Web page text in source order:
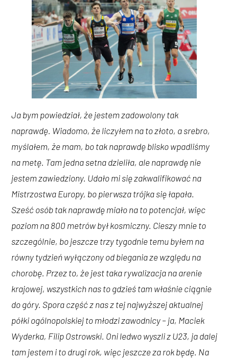
Ja bym powiedział, że jestem zadowolony tak
naprawdę. Wiadomo, że liczyłem na to złoto, a srebro,
myślałem, że mam, bo tak naprawdę blisko wpadliśmy
na metę. Tam jedna setna dzieliła, ale naprawdę nie
jestem zawiedziony. Udało mi się zakwalifikować na
Mistrzostwa Europy, bo pierwsza trójka się łapała.
Sześć osób tak naprawdę miało na to potencjał, więc
poziom na 800 metrów był kosmiczny. Cieszy mnie to
szczególnie, bo jeszcze trzy tygodnie temu byłem na
równy tydzień wyłączony od biegania ze względu na
chorobę. Przez to, że jest taka rywalizacja na arenie
krajowej, wszystkich nas to gdzieś tam właśnie ciągnie
do góry. Spora część z nas z tej najwyższej aktualnej
półki ogólnopolskiej to młodzi zawodnicy – ja, Maciek
Wyderka, Filip Ostrowski. Oni ledwo wyszli z U23, ja dalej
tam jestem i to drugi rok, więc jeszcze za rok będę. Na